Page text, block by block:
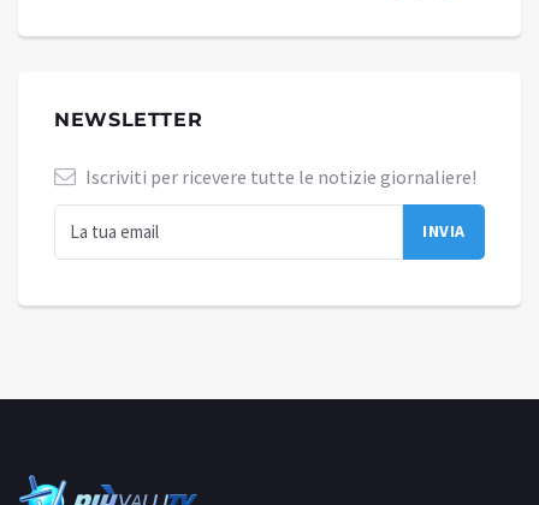
NEWSLETTER
Iscriviti per ricevere tutte le notizie giornaliere!